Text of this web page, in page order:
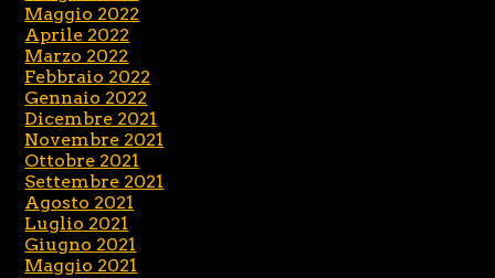
Maggio 2022
Aprile 2022
Marzo 2022
Febbraio 2022
Gennaio 2022
Dicembre 2021
Novembre 2021
Ottobre 2021
Settembre 2021
Agosto 2021
Luglio 2021
Giugno 2021
Maggio 2021